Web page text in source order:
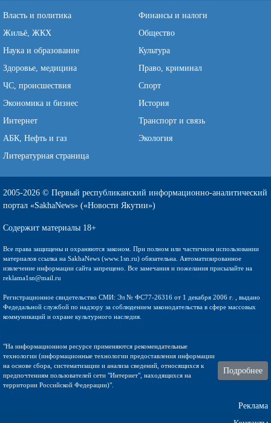
Власть и политика
Финансы и налоги
Жильё, ЖКХ
Общество
Наука и образование
Культура
Здоровье, медицина
Право, криминал
ЧС, происшествия
Спорт
Экономика и бизнес
История
Интернет
Транспорт и связь
АБК, Нефть и газ
Экология
Литературная страница
2005-2026 © Первый республиканский информационно-аналитический
портал «SakhaNews» («Новости Якутии»)
Содержит материалы 18+
Все права защищены и охраняются законом. При полном или частичном использовании
материалов ссылка на SakhaNews (www.1sn.ru) обязательна. Автоматизированное
извлечение информации сайта запрещено. Все замечания и пожелания присылайте на
reklama1sn@mail.ru
Регистрационное свидетельство СМИ: Эл № ФС77-26316 от 1 декабря 2006 г. , выдано
Федедальной службой по надзору за соблюдением законодательства в сфере массовых
коммуникаций и охране культурного наследия.
"На информационном ресурсе применяются рекомендательные
технологии (информационные технологии предоставления информации
на основе сбора, систематизации и анализа сведений, относящихся к
предпочтениям пользователей сети "Интернет", находящихся на
территории Российской Федерации)".
Подробнее
Реклама